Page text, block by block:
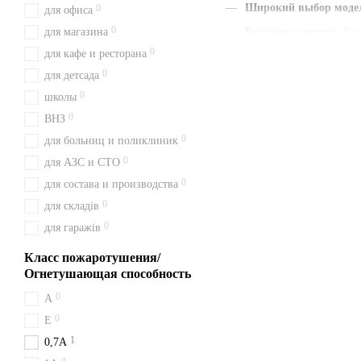
Широкий выбор
для офиса 0
для магазина 0
для кафе и ресторана 0
для детсада 0
школы 0
ВНЗ 0
для больниц и поликлиник 0
для АЗС и СТО 0
для состава и производства 0
для складів 0
для гаражів 0
Класс пожаротушения/
Огнетушающая способность
A 0
Е 0
0,7А 1